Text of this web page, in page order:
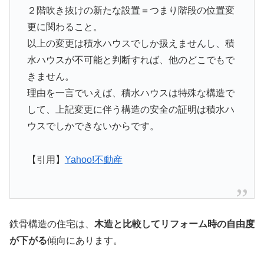
２階吹き抜けの新たな設置＝つまり階段の位置変
更に関わること。
以上の変更は積水ハウスでしか扱えませんし、積
水ハウスが不可能と判断すれば、他のどこでもで
きません。
理由を一言でいえば、積水ハウスは特殊な構造で
して、上記変更に伴う構造の安全の証明は積水ハ
ウスでしかできないからです。
【引用】 Yahoo!不動産
鉄骨構造の住宅は、 木造と比較してリフォーム時の自由度
が下がる傾向にあります。